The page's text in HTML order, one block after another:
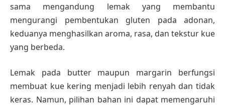
sama mengandung lemak yang membantu
mengurangi pembentukan gluten pada adonan,
keduanya menghasilkan aroma, rasa, dan tekstur kue
yang berbeda.
Lemak pada butter maupun margarin berfungsi
membuat kue kering menjadi lebih renyah dan tidak
keras. Namun, pilihan bahan ini dapat memengaruhi